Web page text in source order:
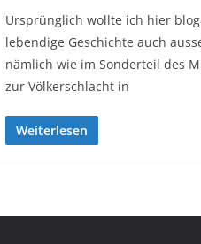
Ursprünglich wollte ich hier
lebendige Geschichte auch
nämlich wie im Sonderteil des
zur Völkerschlacht in
Weiterlesen